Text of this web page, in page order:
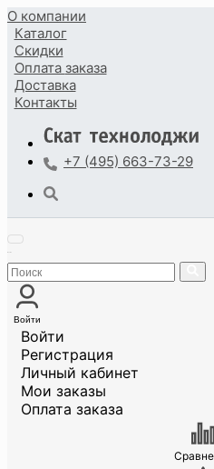
О компании
Каталог
Скидки
Оплата заказа
Доставка
Контакты
+7 (495) 663-73-29
Войти
Войти
Регистрация
Личный кабинет
Мои заказы
Оплата заказа